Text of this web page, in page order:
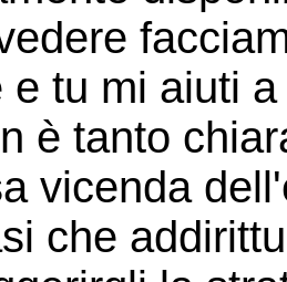
e tu mi aiuti
è tanto
vicenda
che